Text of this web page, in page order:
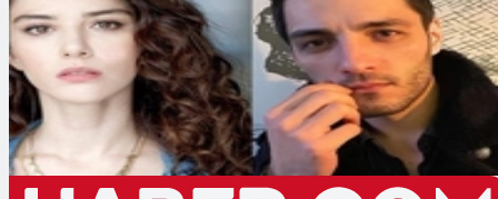
Şu An Okunan
Özge Gürel ve Fatih Gühan'dan Film Projesi